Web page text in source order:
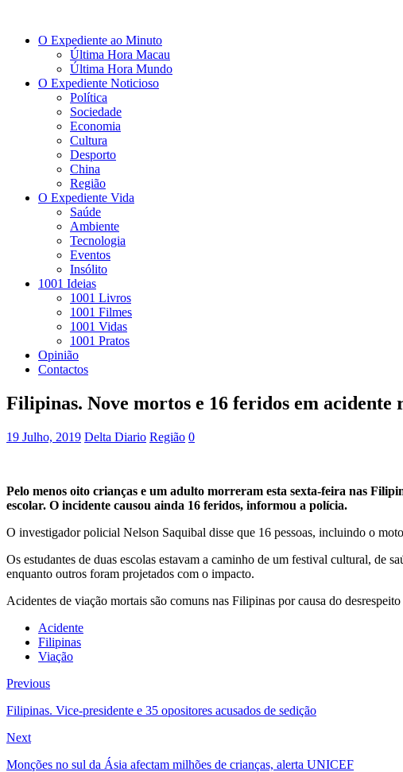
O Expediente ao Minuto
Última Hora Macau
Última Hora Mundo
O Expediente Noticioso
Política
Sociedade
Economia
Cultura
Desporto
China
Região
O Expediente Vida
Saúde
Ambiente
Tecnologia
Eventos
Insólito
1001 Ideias
1001 Livros
1001 Filmes
1001 Vidas
1001 Pratos
Opinião
Contactos
Filipinas. Nove mortos e 16 feridos em acidente
19 Julho, 2019 Delta Diario Região 0
Pelo menos oito crianças e um adulto morreram esta sexta-feira nas
escolar. O incidente causou ainda 16 feridos, informou a polícia.
O investigador policial Nelson Saquibal disse que 16 pessoas, incluindo o
Os estudantes de duas escolas estavam a caminho de um festival cultural, de
enquanto outros foram projetados com o impacto.
Acidentes de viação mortais são comuns nas Filipinas por causa do
Acidente
Filipinas
Viação
Previous
Filipinas. Vice-presidente e 35 opositores acusados de sedição
Next
Monções no sul da Ásia afectam milhões de crianças, alerta UNICEF